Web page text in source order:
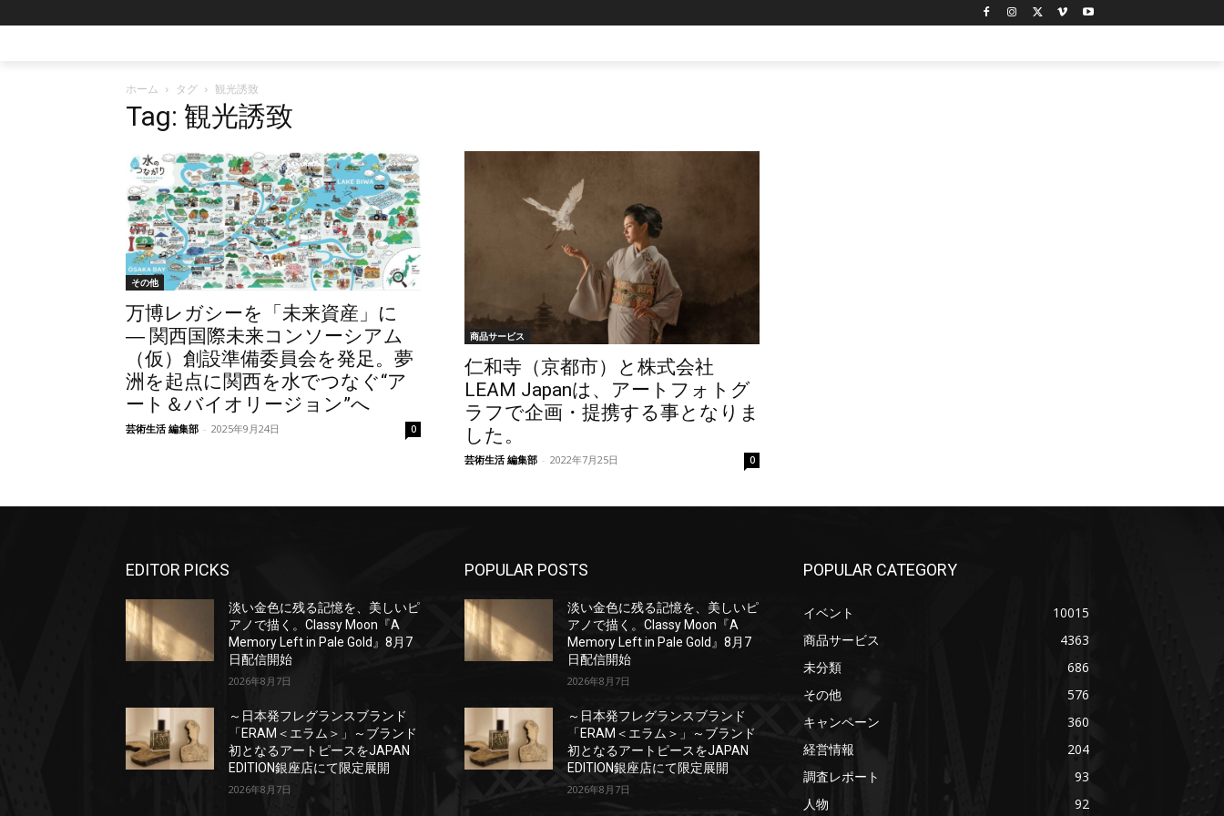
ホーム タグ 観光誘致
Tag: 観光誘致
その他
万博レガシーを「未来資産」に
― 関西国際未来コンソーシアム
（仮）創設準備委員会を発足。夢
洲を起点に関西を水でつなぐ“ア
ート＆バイオリージョン”へ
芸術生活 編集部 - 2025年9月24日 0
商品サービス
仁和寺（京都市）と株式会社
LEAM Japanは、アートフォトグ
ラフで企画・提携する事となりま
した。
芸術生活 編集部 - 2022年7月25日 0
EDITOR PICKS
淡い金色に残る記憶を、美しいピ
アノで描く。Classy Moon『A
Memory Left in Pale Gold』8月7
日配信開始
2026年8月7日
～日本発フレグランスブランド
「ERAM＜エラム＞」～ブランド
初となるアートピースをJAPAN
EDITION銀座店にて限定展開
2026年8月7日
POPULAR POSTS
淡い金色に残る記憶を、美しいピ
アノで描く。Classy Moon『A
Memory Left in Pale Gold』8月7
日配信開始
2026年8月7日
～日本発フレグランスブランド
「ERAM＜エラム＞」～ブランド
初となるアートピースをJAPAN
EDITION銀座店にて限定展開
2026年8月7日
POPULAR CATEGORY
イベント
10015
商品サービス
4363
未分類
686
その他
576
キャンペーン
360
経営情報
204
調査レポート
93
人物
92